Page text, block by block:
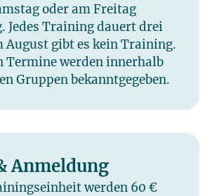
oder am Freitag
Jedes Training dauert drei
August gibt es kein Training.
Termine werden innerhalb
Gruppen bekanntgegeben.
Anmeldung
werden 60 €